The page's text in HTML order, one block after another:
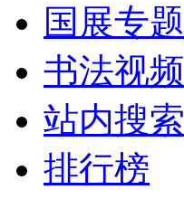
国展专题
书法视频
站内搜索
排行榜